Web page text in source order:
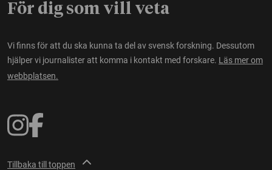
För dig som vill veta
Vi finns för att du ska kunna ta del av svensk forskning. Dessutom
hjälper vi journalister att komma i kontakt med forskare. Läs mer om
webbplatsen.
Tillbaka till toppen